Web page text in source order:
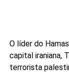
O líder do
capital iraniana,
terrorista